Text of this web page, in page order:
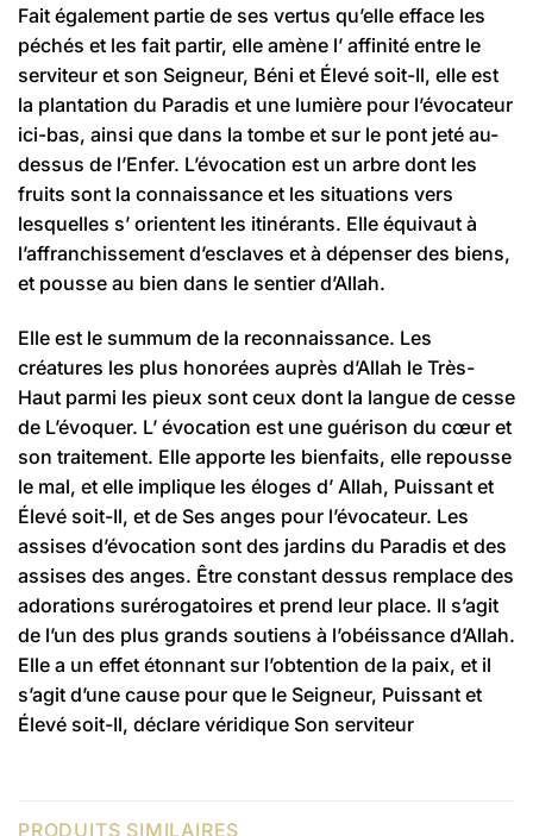
Fait également partie de ses vertus qu’elle efface les
péchés et les fait partir, elle amène l’ affinité entre le
serviteur et son Seigneur, Béni et Élevé soit-Il, elle est
la plantation du Paradis et une lumière pour l’évocateur
ici-bas, ainsi que dans la tombe et sur le pont jeté au-
dessus de l’Enfer. L’évocation est un arbre dont les
fruits sont la connaissance et les situations vers
lesquelles s’ orientent les itinérants. Elle équivaut à
l’affranchissement d’esclaves et à dépenser des biens,
et pousse au bien dans le sentier d’Allah.
Elle est le summum de la reconnaissance. Les
créatures les plus honorées auprès d’Allah le Très-
Haut parmi les pieux sont ceux dont la langue de cesse
de L’évoquer. L’ évocation est une guérison du cœur et
son traitement. Elle apporte les bienfaits, elle repousse
le mal, et elle implique les éloges d’ Allah, Puissant et
Élevé soit-Il, et de Ses anges pour l’évocateur. Les
assises d’évocation sont des jardins du Paradis et des
assises des anges. Être constant dessus remplace des
adorations surérogatoires et prend leur place. Il s’agit
de l’un des plus grands soutiens à l’obéissance d’Allah.
Elle a un effet étonnant sur l’obtention de la paix, et il
s’agit d’une cause pour que le Seigneur, Puissant et
Élevé soit-Il, déclare véridique Son serviteur
PRODUITS SIMILAIRES